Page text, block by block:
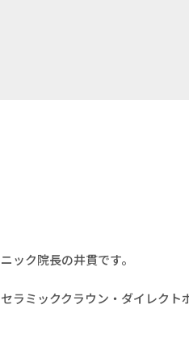
ック院長の井貫です。
ラミッククラウン・ダイレクト